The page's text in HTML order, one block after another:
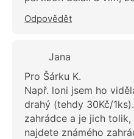
Odpovědět
Jana
Pro Šárku K.
Např. loni jsem ho
drahý (tehdy 30Kč/
zahrádce a je jich
najdete známého